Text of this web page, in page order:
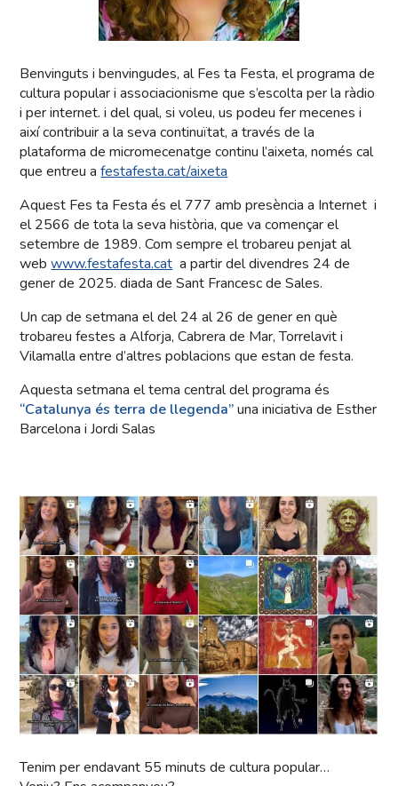
Benvinguts i benvingudes, al Fes ta Festa, el programa de
cultura popular i associacionisme que s’escolta per la ràdio
i per internet. i del qual, si voleu, us podeu fer mecenes i
així contribuir a la seva continuïtat, a través de la
plataforma de micromecenatge continu l’aixeta, només cal
que entreu afestafesta.cat/aixeta
Aquest Fes ta Festa és el 777 amb presència a Internet i
el 2566 de tota la seva història, que va començar el
setembre de 1989. Com sempre el trobareu penjat al
webwww.festafesta.cat a partir del divendres 24 de
gener de 2025. diada de Sant Francesc de Sales.
Un cap de setmana el del 24 al 26 de gener en què
trobareu festes a Alforja, Cabrera de Mar, Torrelavit i
Vilamalla entre d’altres poblacions que estan de festa.
Aquesta setmana el tema central del programa és
“Catalunya és terra de llegenda”una iniciativa de Esther
Barcelona i Jordi Salas
Tenim per endavant 55 minuts de cultura popular…